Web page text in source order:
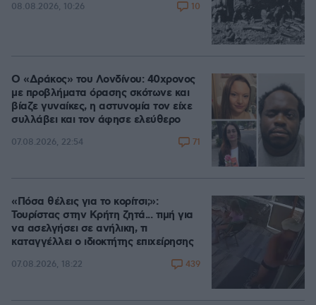
08.08.2026, 10:26 10
Ο «Δράκος» του Λονδίνου: 40χρονος
με προβλήματα όρασης σκότωνε και
βίαζε γυναίκες, η αστυνομία τον είχε
συλλάβει και τον άφησε ελεύθερο
07.08.2026, 22:54 71
«Πόσα θέλεις για το κορίτσι;»:
Τουρίστας στην Κρήτη ζητά... τιμή για
να ασελγήσει σε ανήλικη, τι
καταγγέλλει ο ιδιοκτήτης επιχείρησης
07.08.2026, 18:22 439